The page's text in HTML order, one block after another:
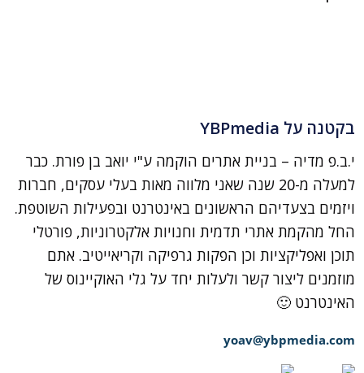
בקטנה על YBPmedia
י.ב.פ מדיה – בניית אתרים הוקמה ע"י יואב בן פורת. כבר
למעלה מ-20 שנה שאני מלווה מאות בעלי עסקים, חברות
ויזמים בצעדיהם הראשונים באינטרנט ובפעילות השוטפת.
החל מהקמת אתרי תדמית וחנויות אלקטרוניות, פורטלי
תוכן ואפליקציות וכן הפקות גרפיקה וקריאייטיב. אתם
מוזמנים ליצור קשר ולעלות יחד על גלי האוקיינוס של
האינטרנט 🙂
yoav@ybpmedia.com